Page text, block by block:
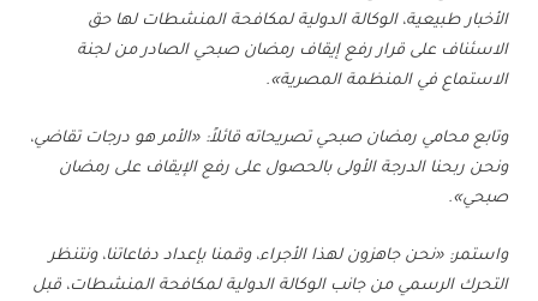
الأخبار طبيعية، الوكالة الدولية لمكافحة المنشطات لها حق
الاسئناف على قرار رفع إيقاف رمضان صبحي الصادر من لجنة
الاستماع في المنظمة المصرية».
وتابع محامي رمضان صبحي تصريحاته قائلاً: «الأمر هو درجات تقاضي،
ونحن ربحنا الدرجة الأولى بالحصول على رفع الإيقاف على رمضان
صبحي».
واستمر: «نحن جاهزون لهذا الأجراء، وقمنا بإعداد دفاعاتنا، ونتنظر
التحرك الرسمي من جانب الوكالة الدولية لمكافحة المنشطات، قبل